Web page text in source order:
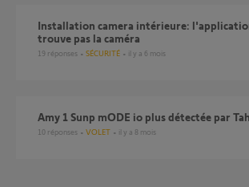
Installation camera intérieure: l'application Somfy ne
trouve pas la caméra
19 réponses SÉCURITÉ il y a 6 mois
Amy 1 Sunp mODE io plus détectée par
10 réponses VOLET il y a 8 mois